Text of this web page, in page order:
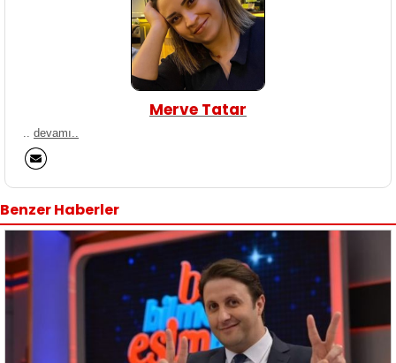
Merve Tatar
.. devamı..
Benzer Haberler